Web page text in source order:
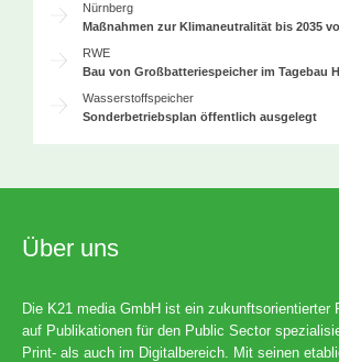
Nürnberg
Maßnahmen zur Klimaneutralität bis 2035
RWE
Bau von Großbatteriespeicher im Tagebau
Wasserstoffspeicher
Sonderbetriebsplan öffentlich ausgelegt
Über uns
Die K21 media GmbH ist ein zukunftsorientierter
auf Publikationen für den Public Sector
Print- als auch im Digitalbereich. Mit seinen